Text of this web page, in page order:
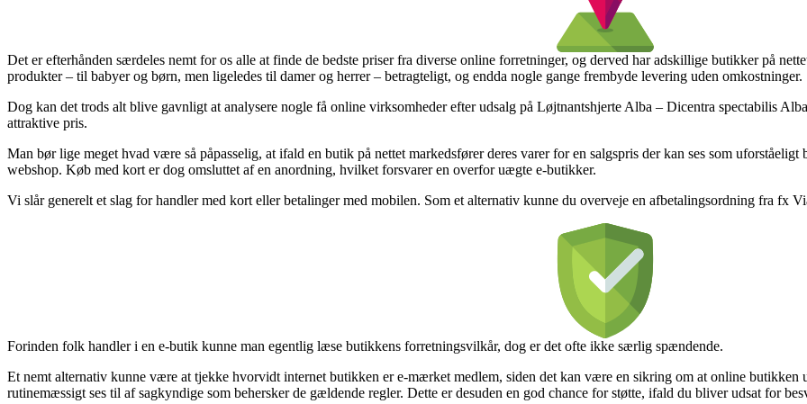
Det er efterhånden særdeles nemt for os alle at finde de bedste priser fra diverse online forretninger, og derved har adskillige butikker på
produkter – til babyer og børn, men ligeledes til damer og herrer – betragteligt, og endda nogle gange frembyde levering uden omkostninger.
Dog kan det trods alt blive gavnligt at analysere nogle få online virksomheder efter udsalg på Løjtnantshjerte Alba – Dicentra spectabilis
attraktive pris.
Man bør lige meget hvad være så påpasselig, at ifald en butik på nettet markedsfører deres varer for en salgspris der kan ses som
webshop. Køb med kort er dog omsluttet af en anordning, hvilket forsvarer en overfor uægte e-butikker.
Vi slår generelt et slag for handler med kort eller betalinger med mobilen. Som et alternativ kunne du overveje en afbetalingsordning fra
Forinden folk handler i en e-butik kunne man egentlig læse butikkens forretningsvilkår, dog er det ofte ikke særlig spændende.
Et nemt alternativ kunne være at tjekke hvorvidt internet butikken er e-mærket medlem, siden det kan være en sikring om at online
rutinemæssigt ses til af sagkyndige som behersker de gældende regler. Dette er desuden en god chance for støtte, ifald du bliver udsat for